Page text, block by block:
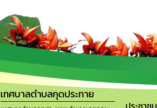
เทศบาลตำบลกุดประทาย